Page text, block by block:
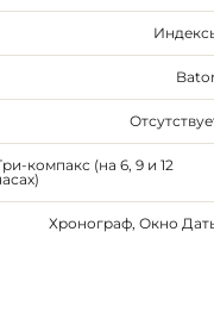
компакс (на 6, 9 и 12
Хронограф, Окно